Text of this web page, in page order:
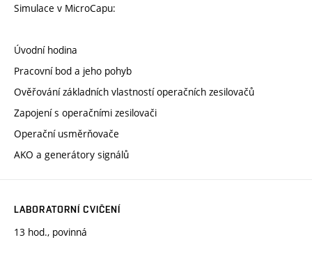
Simulace v MicroCapu:
Úvodní hodina
Pracovní bod a jeho pohyb
Ověřování základních vlastností operačních zesilovačů
Zapojení s operačními zesilovači
Operační usměrňovače
AKO a generátory signálů
LABORATORNÍ CVIČENÍ
13 hod., povinná